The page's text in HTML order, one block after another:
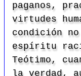
paganos,
virtudes
condición
espíritu
Teótimo,
la verdad,